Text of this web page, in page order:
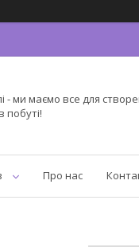
- ми маємо все для
побуті!
Про нас